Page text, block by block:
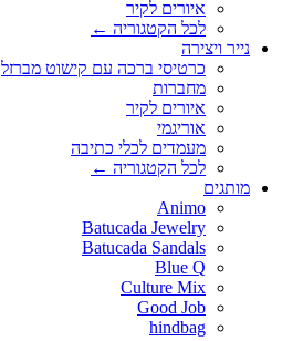
איורים לקיר
לכל הקטגוריה ←
נייר ויצירה
כרטיסי ברכה עם קישוט מברזל
מחברות
איורים לקיר
אוריגמי
מעמדים לכלי כתיבה
לכל הקטגוריה ←
מותגים
Animo
Batucada Jewelry
Batucada Sandals
Blue Q
Culture Mix
Good Job
hindbag